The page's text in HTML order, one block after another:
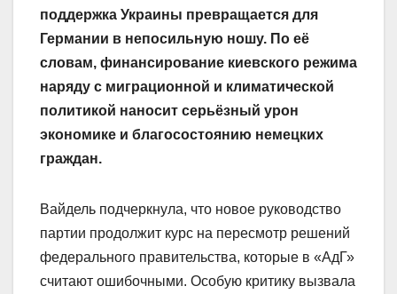
поддержка Украины превращается для
Германии в непосильную ношу. По её
словам, финансирование киевского режима
наряду с миграционной и климатической
политикой наносит серьёзный урон
экономике и благосостоянию немецких
граждан.
Вайдель подчеркнула, что новое руководство
партии продолжит курс на пересмотр решений
федерального правительства, которые в «АдГ»
считают ошибочными. Особую критику вызвала